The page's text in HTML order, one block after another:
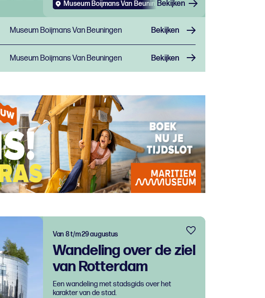
Museum Boijmans Van Beuningen Evenementen
Bekijken
Museum Boijmans Van Beuningen Bekijken
Museum Boijmans Van Beuningen Bekijken
Wandeling over de ziel
van Rotterdam
Van 8 t/m 29 augustus
Een wandeling met stadsgids over het
karakter van de stad.